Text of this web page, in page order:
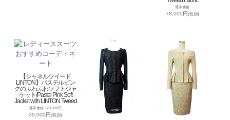
通常価格
78,000円 (税別)
【シャネルツイード
LINTON】パステルピン
クのふわふわソフトジャ
ケット/Pastel Pink Soft
Jacket with LINTON Tweed
通常価格 120,000円
39,000円(税別)